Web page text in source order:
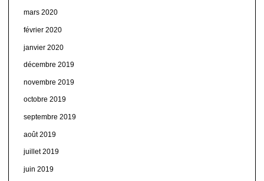
mars 2020
février 2020
janvier 2020
décembre 2019
novembre 2019
octobre 2019
septembre 2019
août 2019
juillet 2019
juin 2019